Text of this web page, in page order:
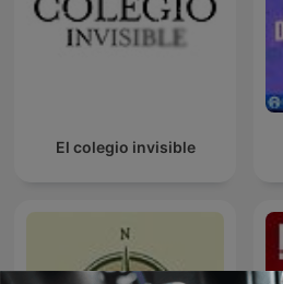
El colegio invisible